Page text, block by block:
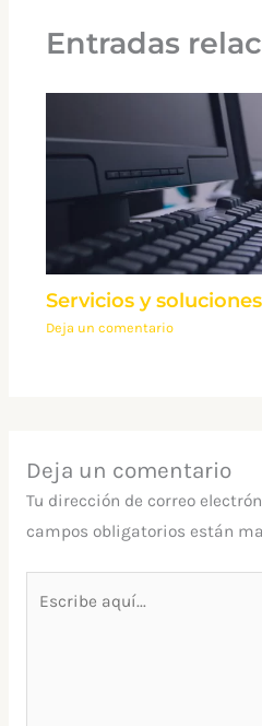
Entradas
Servicios y soluciones
Deja un comentario
Deja un comentario
Tu dirección de correo
campos obligatorios están